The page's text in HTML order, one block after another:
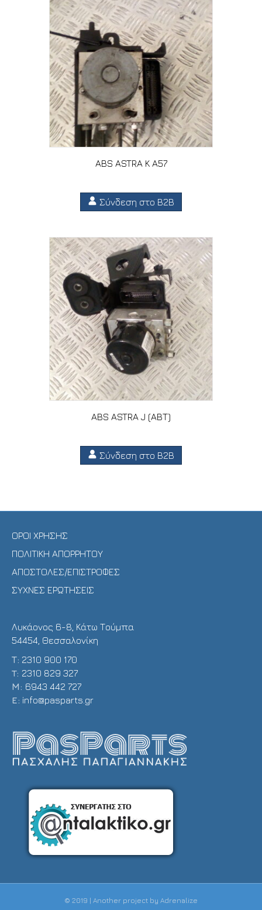
ABS ASTRA K A57
Σύνδεση στο B2B
ABS ASTRA J (ABT)
Σύνδεση στο B2B
ΟΡΟΙ ΧΡΗΣΗΣ
ΠΟΛΙΤΙΚΗ ΑΠΟΡΡΗΤΟΥ
ΑΠΟΣΤΟΛΕΣ/ΕΠΙΣΤΡΟΦΕΣ
ΣΥΧΝΕΣ ΕΡΩΤΗΣΕΙΣ
Λυκάονος 6-8, Κάτω Τούμπα
54454, Θεσσαλονίκη
Τ: 2310 900 170
T: 2310 829 327
Μ: 6943 442 727
E: info@pasparts.gr
© 2019 | Another project by Adrenalize